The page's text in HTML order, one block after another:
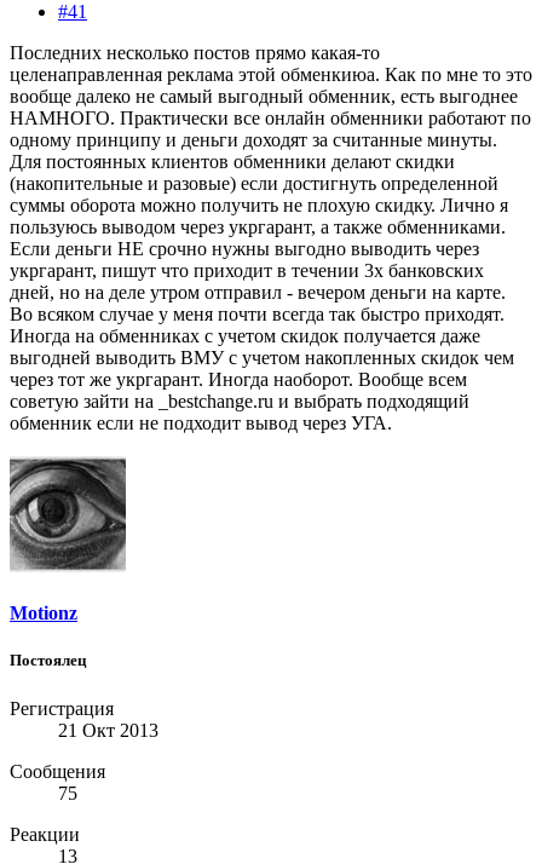
#41
Последних несколько постов прямо какая-то
целенаправленная реклама этой обменкиюа. Как по мне то это
вообще далеко не самый выгодный обменник, есть выгоднее
НАМНОГО. Практически все онлайн обменники работают по
одному принципу и деньги доходят за считанные минуты.
Для постоянных клиентов обменники делают скидки
(накопительные и разовые) если достигнуть определенной
суммы оборота можно получить не плохую скидку. Лично я
пользуюсь выводом через укргарант, а также обменниками.
Если деньги НЕ срочно нужны выгодно выводить через
укргарант, пишут что приходит в течении 3х банковских
дней, но на деле утром отправил - вечером деньги на карте.
Во всяком случае у меня почти всегда так быстро приходят.
Иногда на обменниках с учетом скидок получается даже
выгодней выводить ВМУ с учетом накопленных скидок чем
через тот же укргарант. Иногда наоборот. Вообще всем
советую зайти на _bestchange.ru и выбрать подходящий
обменник если не подходит вывод через УГА.
Motionz
Постоялец
Регистрация
21 Окт 2013
Сообщения
75
Реакции
13